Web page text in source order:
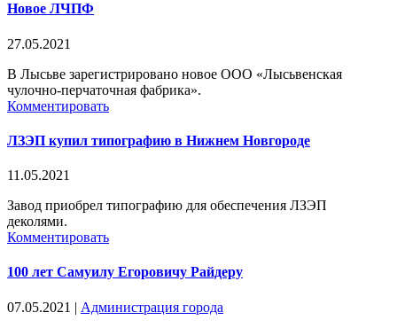
Новое ЛЧПФ
27.05.2021
В Лысьве зарегистрировано новое ООО «Лысьвенская
чулочно-перчаточная фабрика».
Комментировать
ЛЗЭП купил типографию в Нижнем Новгороде
11.05.2021
Завод приобрел типографию для обеспечения ЛЗЭП
деколями.
Комментировать
100 лет Самуилу Егоровичу Райдеру
07.05.2021 | Администрация города